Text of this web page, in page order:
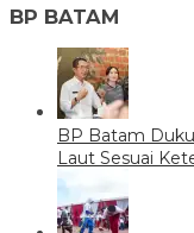
BP BATAM
BP Batam
Laut Sesuai